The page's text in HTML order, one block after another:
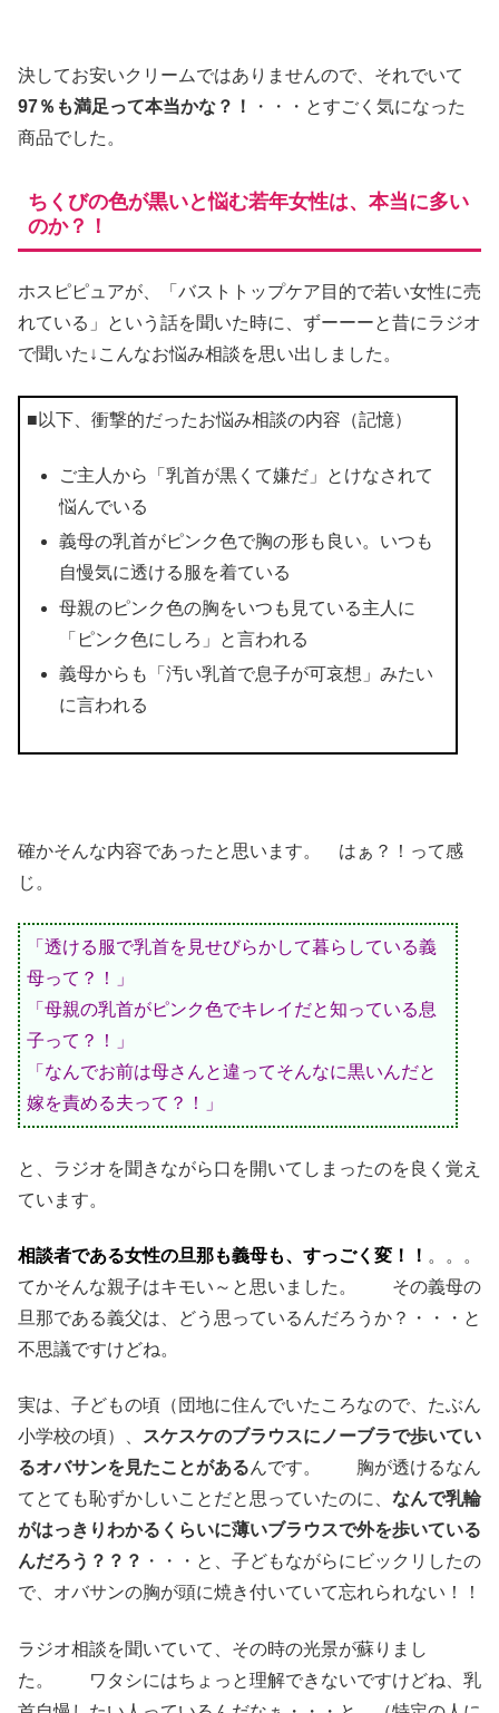
決してお安いクリームではありませんので、それでいて
97％も満足って本当かな？！
・・・とすごく気になった
商品でした。
ちくびの色が黒いと悩む若年女性は、本当に多い
のか？！
ホスピピュアが、「バストトップケア目的で若い女性に売
れている」という話を聞いた時に、ずーーーと昔にラジオ
で聞いた↓こんなお悩み相談を思い出しました。
■以下、衝撃的だったお悩み相談の内容（記憶）
ご主人から「乳首が黒くて嫌だ」とけなされて
悩んでいる
義母の乳首がピンク色で胸の形も良い。いつも
自慢気に透ける服を着ている
母親のピンク色の胸をいつも見ている主人に
「ピンク色にしろ」と言われる
義母からも「汚い乳首で息子が可哀想」みたい
に言われる
確かそんな内容であったと思います。 はぁ？！って感
じ。
「透ける服で乳首を見せびらかして暮らしている義
母って？！」
「母親の乳首がピンク色でキレイだと知っている息
子って？！」
「なんでお前は母さんと違ってそんなに黒いんだと
嫁を責める夫って？！」
と、ラジオを聞きながら口を開いてしまったのを良く覚え
ています。
相談者である女性の旦那も義母も、すっごく変！！ 。。。
てかそんな親子はキモい～と思いました。 その義母の
旦那である義父は、どう思っているんだろうか？・・・と
不思議ですけどね。
実は、子どもの頃（団地に住んでいたころなので、たぶん
小学校の頃）、 スケスケのブラウスにノーブラで歩いてい
るオバサンを見たことがあるんです。 胸が透けるなん
てとても恥ずかしいことだと思っていたのに、 なんで乳輪
がはっきりわかるくらいに薄いブラウスで外を歩いている
んだろう？？？ ・・・と、子どもながらにビックリしたの
で、オバサンの胸が頭に焼き付いていて忘れられない！！
ラジオ相談を聞いていて、その時の光景が蘇りまし
た。 ワタシにはちょっと理解できないですけどね、乳